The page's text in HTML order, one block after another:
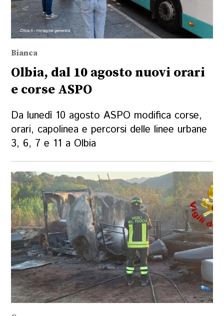
Bianca
Olbia, dal 10 agosto nuovi orari
e corse ASPO
Da lunedì 10 agosto ASPO modifica corse,
orari, capolinea e percorsi delle linee urbane
3, 6, 7 e 11 a Olbia